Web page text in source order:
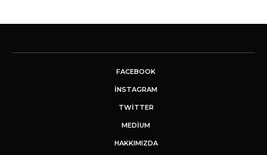
FACEBOOK
INSTAGRAM
TWITTER
MEDIUM
HAKKIMIZDA